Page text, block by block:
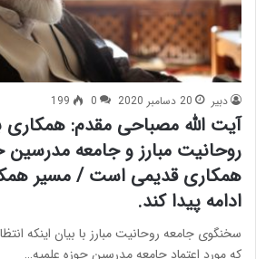
دبیر 20 دسامبر 2020 0
199
آیت الله مصباحی مقدم: همکاری
روحانیت مبارز و جامعه
همکاری قدیمی است / مسیر
ادامه پیدا کند.
سخنگوی جامعه روحانیت مبارز با بیان اینکه
که مورد اعتماد جامعه مدرسین حوزه علمیه…